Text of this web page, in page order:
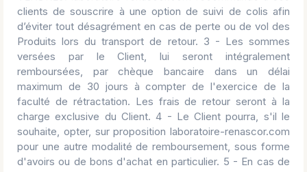
clients de souscrire à une option de suivi de colis afin
d’éviter tout désagrément en cas de perte ou de vol des
Produits lors du transport de retour. 3 - Les sommes
versées par le Client, lui seront intégralement
remboursées, par chèque bancaire dans un délai
maximum de 30 jours à compter de l'exercice de la
faculté de rétractation. Les frais de retour seront à la
charge exclusive du Client. 4 - Le Client pourra, s'il le
souhaite, opter, sur proposition laboratoire-renascor.com
pour une autre modalité de remboursement, sous forme
d'avoirs ou de bons d'achat en particulier. 5 - En cas de